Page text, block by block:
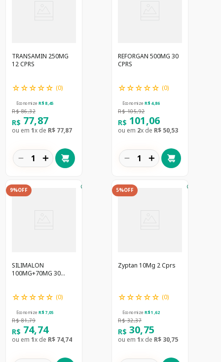
TRANSAMIN 250MG
12 CPRS
☆☆☆☆☆ (0)
Economize R$ 8,45
R$ 86,32
R$ 77,87
ou em 1x de R$ 77,87
＋
－
REFORGAN 500MG 30
CPRS
☆☆☆☆☆ (0)
Economize R$ 4,86
R$ 105,92
R$ 101,06
ou em 2x de R$ 50,53
＋
－
9%OFF
SILIMALON
100MG+70MG 30
☆☆☆☆☆ (0)
Economize R$ 7,05
R$ 81,79
R$ 74,74
ou em 1x de R$ 74,74
5%OFF
Zyptan 10Mg 2 Cprs
☆☆☆☆☆ (0)
Economize R$ 1 ,62
R$ 32,37
R$ 30,75
ou em 1x de R$ 30,75